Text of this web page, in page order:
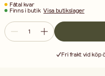
material behöver smältas och
Hur använder man en
värmekällan tills materialet smält.
Vilka smältskålar passar i
Fåtal kvar
Finns i butik Visa butikslager
Fri frakt vid köp